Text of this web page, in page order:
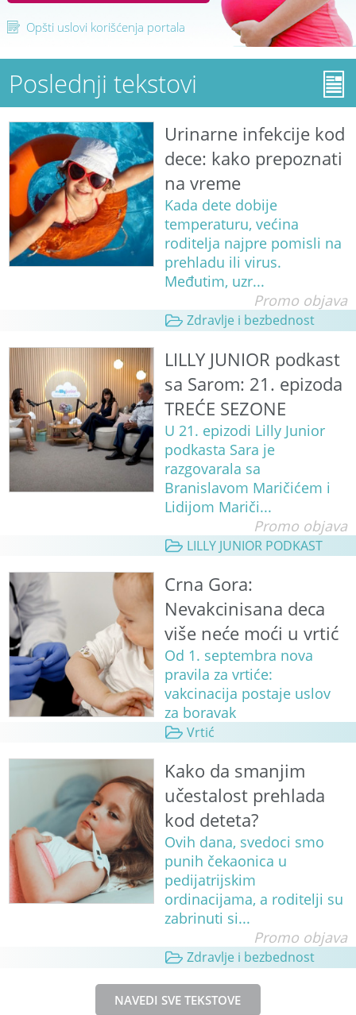
Opšti uslovi korišćenja portala
Poslednji tekstovi
Urinarne infekcije kod
dece: kako prepoznati
na vreme
Kada dete dobije
temperaturu, većina
roditelja najpre pomisli na
prehladu ili virus.
Međutim, uzr...
Promo objava
Zdravlje i bezbednost
LILLY JUNIOR podkast
sa Sarom: 21. epizoda
TREĆE SEZONE
U 21. epizodi Lilly Junior
podkasta Sara je
razgovarala sa
Branislavom Maričićem i
Lidijom Mariči...
Promo objava
LILLY JUNIOR PODKAST
Crna Gora:
Nevakcinisana deca
više neće moći u vrtić
Od 1. septembra nova
pravila za vrtiće:
vakcinacija postaje uslov
za boravak
Vrtić
Kako da smanjim
učestalost prehlada
kod deteta?
Ovih dana, svedoci smo
punih čekaonica u
pedijatrijskim
ordinacijama, a roditelji su
zabrinuti si...
Promo objava
Zdravlje i bezbednost
NAVEDI SVE TEKSTOVE